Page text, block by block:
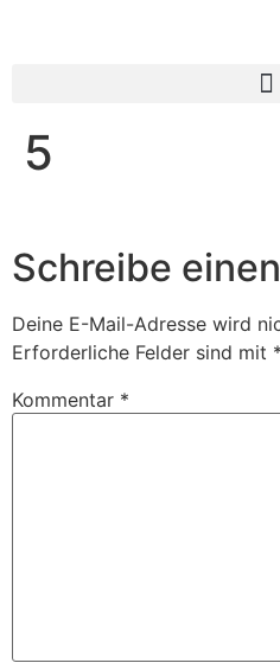
5
Schreibe
Deine E-Mail-Adresse wird
Erforderliche Felder sind mit *
Kommentar *